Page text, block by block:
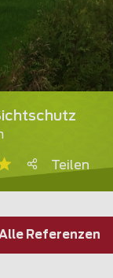
Teilen
Referenzen